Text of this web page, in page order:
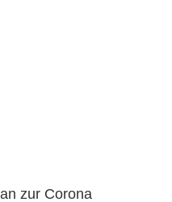
zur Corona